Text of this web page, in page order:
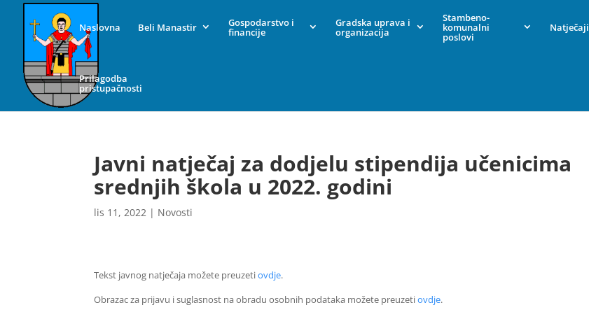
Naslovna Beli Manastir Gospodarstvo i
financije
Gradska uprava i
organizacija
Stambeno-
komunalni
poslovi
Natječaji
Prilagodba
pristupačnosti
Javni natječaj za dodjelu stipendija učenicima
srednjih škola u 2022. godini
lis 11, 2022 | Novosti
Tekst javnog natječaja možete preuzetiovdje.
Obrazac za prijavu i suglasnost na obradu osobnih podataka možete preuzetiovdje.